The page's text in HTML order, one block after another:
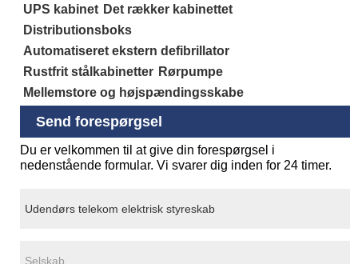
UPS kabinet Det rækker kabinettet
Distributionsboks
Automatiseret ekstern defibrillator
Rustfrit stålkabinetter Rørpumpe
Mellemstore og højspændingsskabe
Send forespørgsel
Du er velkommen til at give din forespørgsel i
nedenstående formular. Vi svarer dig inden for 24 timer.